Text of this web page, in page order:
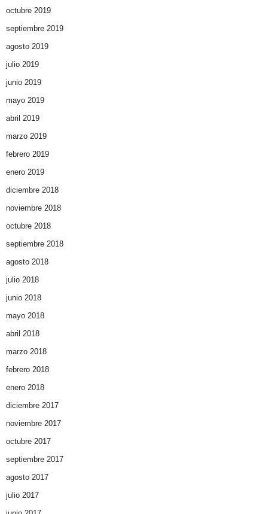
octubre 2019
septiembre 2019
agosto 2019
julio 2019
junio 2019
mayo 2019
abril 2019
marzo 2019
febrero 2019
enero 2019
diciembre 2018
noviembre 2018
octubre 2018
septiembre 2018
agosto 2018
julio 2018
junio 2018
mayo 2018
abril 2018
marzo 2018
febrero 2018
enero 2018
diciembre 2017
noviembre 2017
octubre 2017
septiembre 2017
agosto 2017
julio 2017